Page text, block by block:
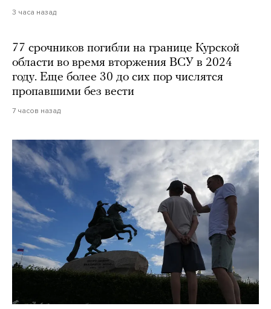
3 часа назад
77 срочников погибли на границе Курской
области во время вторжения ВСУ в 2024
году. Еще более 30 до сих пор числятся
пропавшими без вести
7 часов назад